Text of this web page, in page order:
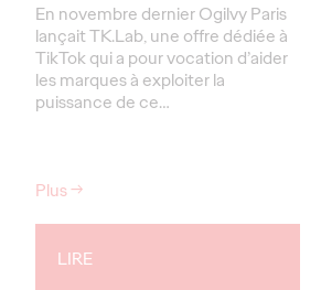
En novembre dernier Ogilvy Paris
lançait TK.Lab, une offre dédiée à
TikTok qui a pour vocation d’aider
les marques à exploiter la
puissance de ce…
Plus→
LIRE